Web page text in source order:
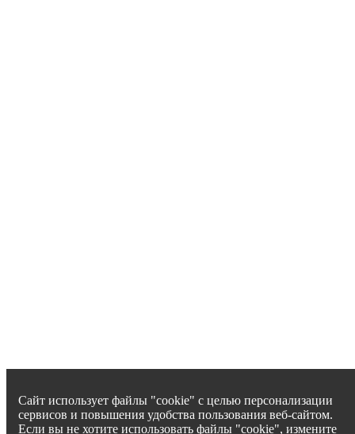
Сайт использует файлы "cookie" с целью персонализации
сервисов и повышения удобства пользования веб-сайтом.
Если вы не хотите использовать файлы "cookie", измените